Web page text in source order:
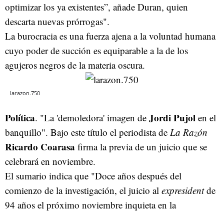
optimizar los ya existentes”, añade Duran, quien
descarta nuevas prórrogas".
La burocracia es una fuerza ajena a la voluntad humana
cuyo poder de succión es equiparable a la de los
agujeros negros de la materia oscura.
larazon.750
Política. "La 'demoledora' imagen de Jordi Pujol en el
banquillo". Bajo este título el periodista de La Razón
Ricardo Coarasa firma la previa de un juicio que se
celebrará en noviembre.
El sumario indica que "Doce años después del
comienzo de la investigación, el juicio al expresidentde
94 años el próximo noviembre inquieta en la